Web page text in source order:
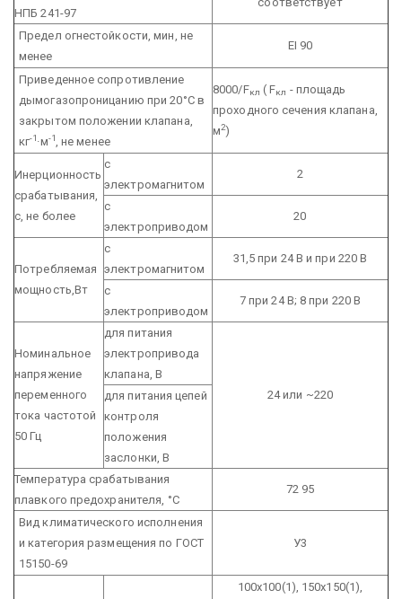
НПБ 241-97
Предел огнестойкости, мин, не
менее
EI 90
Приведенное сопротивление
дымогазопроницанию при 20°С в
закрытом положении клапана,
кг-1·м-1 , не менее
8000/Fкл ( Fкл - площадь
проходного сечения клапана,
м2)
Инерционность
срабатывания,
с,не более
с
электромагнитом
2
с
электроприводом
20
Потребляемая
мощность,Вт
с
электромагнитом
31,5при 24 В и при 220 В
с
электроприводом
7 при 24 В; 8 при 220 В
Номинальное
напряжение
переменного
тока частотой
50 Гц
для питания
электропривода
клапана, В
24 или ~220
для питания цепей
контроля
положения
заслонки, В
Температура срабатывания
плавкого предохранителя, °С
72 95
Вид климатического исполнения
и категория размещения по ГОСТ
15150-69
У3
100х100(1), 150х150(1),